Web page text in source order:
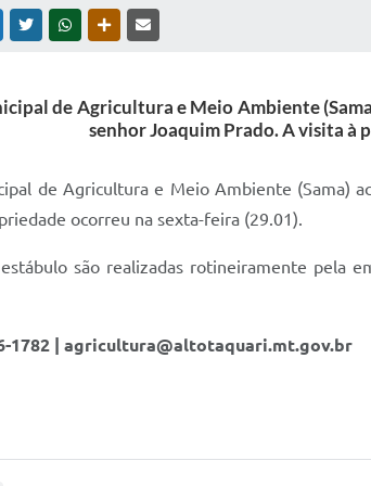
MESSENGER
TWITTERWHATSAPPOUTRAS MÍDIAS
de Agricultura e Meio Ambiente
senhor Joaquim Prado. A visita à
de Agricultura e Meio Ambiente (Sama)
ocorreu na sexta-feira (29.01).
são realizadas rotineiramente pela
1782 | agricultura@altotaquari.mt.gov.br